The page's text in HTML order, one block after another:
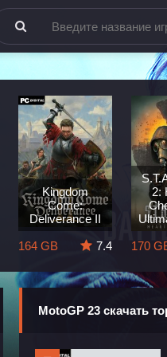
Kingdom
Come:
Deliverance II
164 GB
7.4
2:
170
MotoGP 23 скачать